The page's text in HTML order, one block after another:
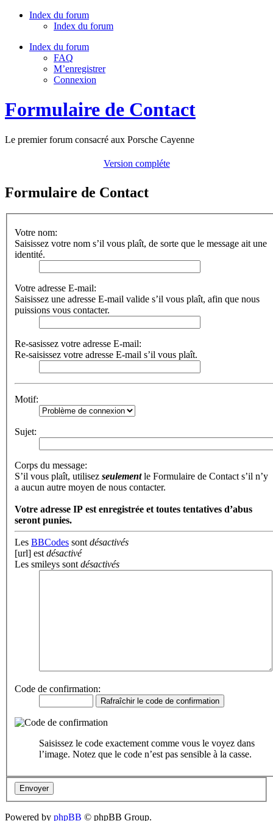
Index du forum
Index du forum
Index du forum
FAQ
M’enregistrer
Connexion
Formulaire de Contact
Le premier forum consacré aux Porsche Cayenne
Version compléte
Formulaire de Contact
Votre nom:
Saisissez votre nom s’il vous plaît, de sorte que le message ait une
identité.
Votre adresse E-mail:
Saisissez une adresse E-mail valide s’il vous plaît, afin que nous
puissions vous contacter.
Re-sasissez votre adresse E-mail:
Re-saisissez votre adresse E-mail s’il vous plaît.
Motif:
Sujet:
Corps du message:
S’il vous plaît, utilisez seulementle Formulaire de Contact s’il n’y
a aucun autre moyen de nous contacter.
Votre adresse ΙΡ est enregistrée et toutes tentatives d’abus
seront punies.
Les BBCodes sont désactivés
[url] est désactivé
Les smileys sont désactivés
Code de confirmation:
Saisissez le code exactement comme vous le voyez dans
l’image. Notez que le code n’est pas sensible à la casse.
Powered by phpBB © phpBB Group.